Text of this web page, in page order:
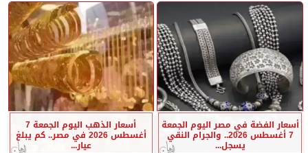
أسعار الفضة في مصر اليوم الجمعة
7 أغسطس 2026.. والجرام النقي
يسجل...
أسعار الذهب اليوم الجمعة 7
أغسطس 2026 في مصر.. كم يبلغ
عيار...